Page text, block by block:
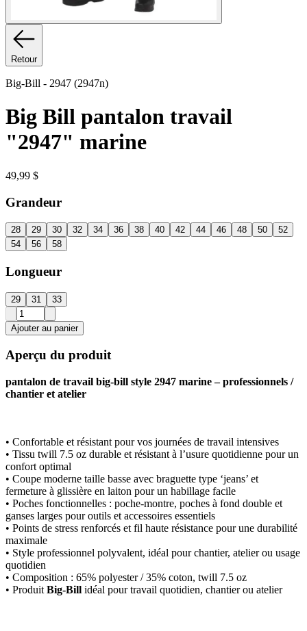
Retour
Big-Bill - 2947 (2947n)
Big Bill pantalon travail
"2947" marine
49,99 $
Grandeur
28 29 30 32 34 36 38 40 42 44 46 48 50
52
54
56 58
Longueur
29 31 33
Ajouter au panier
Aperçu du produit
pantalon de travail big-bill style 2947 marine – professionnels /
chantier et atelier
• Confortable et résistant pour vos journées de travail intensives
• Tissu twill 7.5 oz durable et résistant à l’usure quotidienne pour un
confort optimal
• Coupe moderne taille basse avec braguette type ‘jeans’ et
fermeture à glissière en laiton pour un habillage facile
• Poches fonctionnelles : poche-montre, poches à fond double et
ganses larges pour outils et accessoires essentiels
• Points de stress renforcés et fil haute résistance pour une durabilité
maximale
• Style professionnel polyvalent, idéal pour chantier, atelier ou usage
quotidien
• Composition : 65% polyester / 35% coton, twill 7.5 oz
• Produit Big-Bill idéal pour travail quotidien, chantier ou atelier